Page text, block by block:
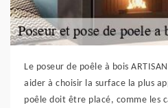
Le poseur de poêle à bois
aider à choisir la surface la plus
poêle doit être placé, comme les